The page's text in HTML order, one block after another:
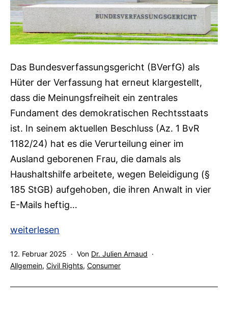
Das Bundesverfassungsgericht (BVerfG) als
Hüter der Verfassung hat erneut klargestellt,
dass die Meinungsfreiheit ein zentrales
Fundament des demokratischen Rechtsstaats
ist. In seinem aktuellen Beschluss (Az. 1 BvR
1182/24) hat es die Verurteilung einer im
Ausland geborenen Frau, die damals als
Haushaltshilfe arbeitete, wegen Beleidigung (§
185 StGB) aufgehoben, die ihren Anwalt in vier
E-Mails heftig…
Meinungsfreiheit
gilt
auch
im
weiterlesen
Veröffentlicht
am
12. Februar 2025 Von Dr. Julien Arnaud
Kategorisiert
Allgemein, Civil Rights, Consumer